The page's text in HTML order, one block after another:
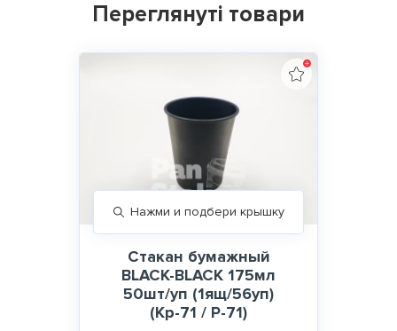
Переглянуті товари
Нажми и подбери крышку
Стакан бумажный
BLACK-BLACK 175мл
50шт/уп (1ящ/56уп)
(Кр-71 / Р-71)